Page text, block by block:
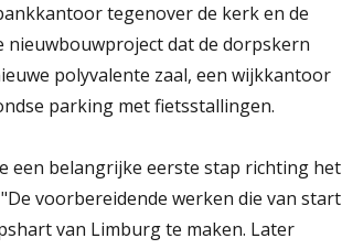
tegenover de kerk en de
nieuwbouwproject dat de dorpskern
polyvalente zaal, een wijkkantoor
parking met fietsstallingen.
een belangrijke eerste stap richting het
voorbereidende werken die van start
van Limburg te maken. Later